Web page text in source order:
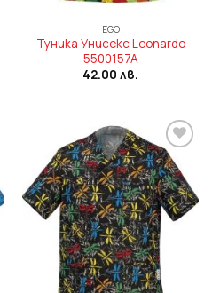
EGO
Туника Унисекс Leonardo
5500157A
42.00 лв.
Add to
wishlist